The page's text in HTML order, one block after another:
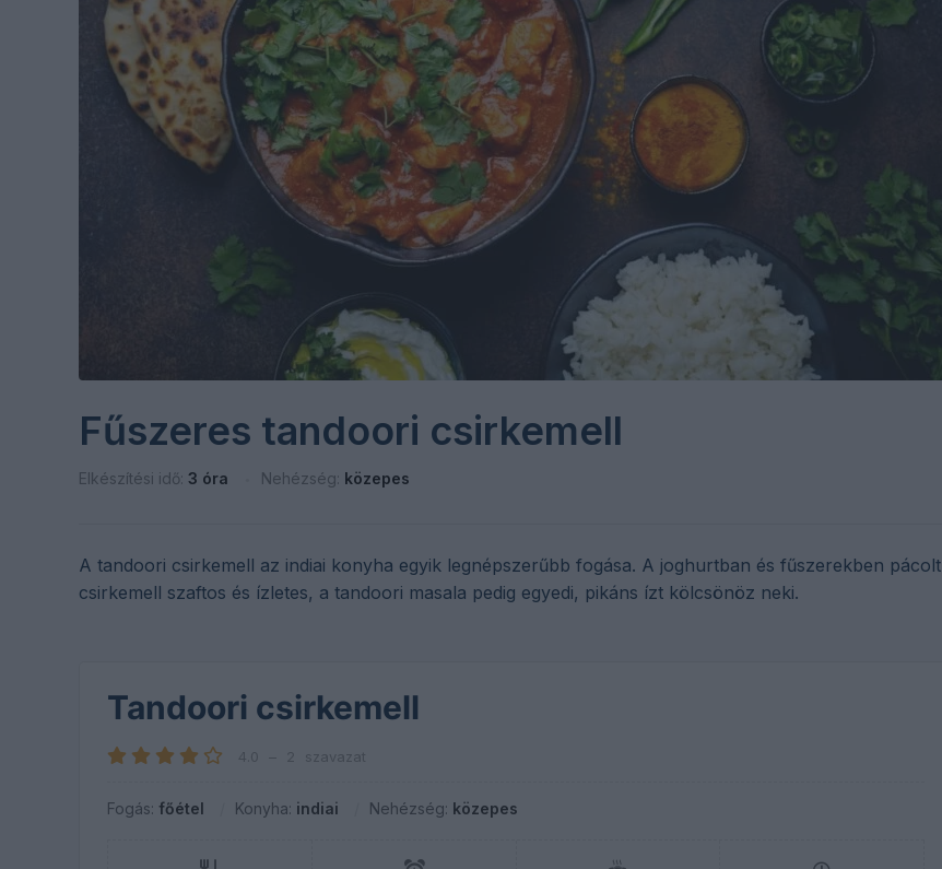
Fűszeres tandoori csirkemell
Elkészítési idő: 3 óra Nehézség: közepes
A tandoori csirkemell az indiai konyha egyik legnépszerűbb fogása. A joghurtban és fűszerekben pácolt
csirkemell szaftos és ízletes, a tandoori masala pedig egyedi, pikáns ízt kölcsönöz neki.
Tandoori csirkemell
4.0 – szavazat
Fogás: főétel Konyha: indiai Nehézség: közepes